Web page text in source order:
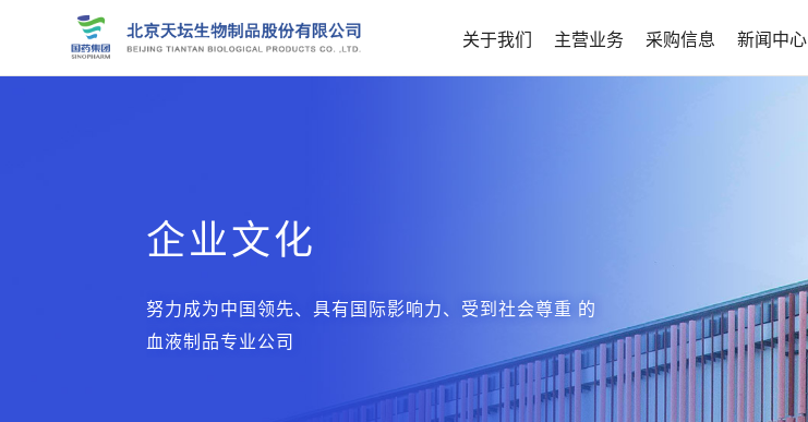
关于我们 主营业务 采购信息 新闻中心
企业文化
努力成为中国领先、具有国际影响力、受到社会尊重 的
血液制品专业公司